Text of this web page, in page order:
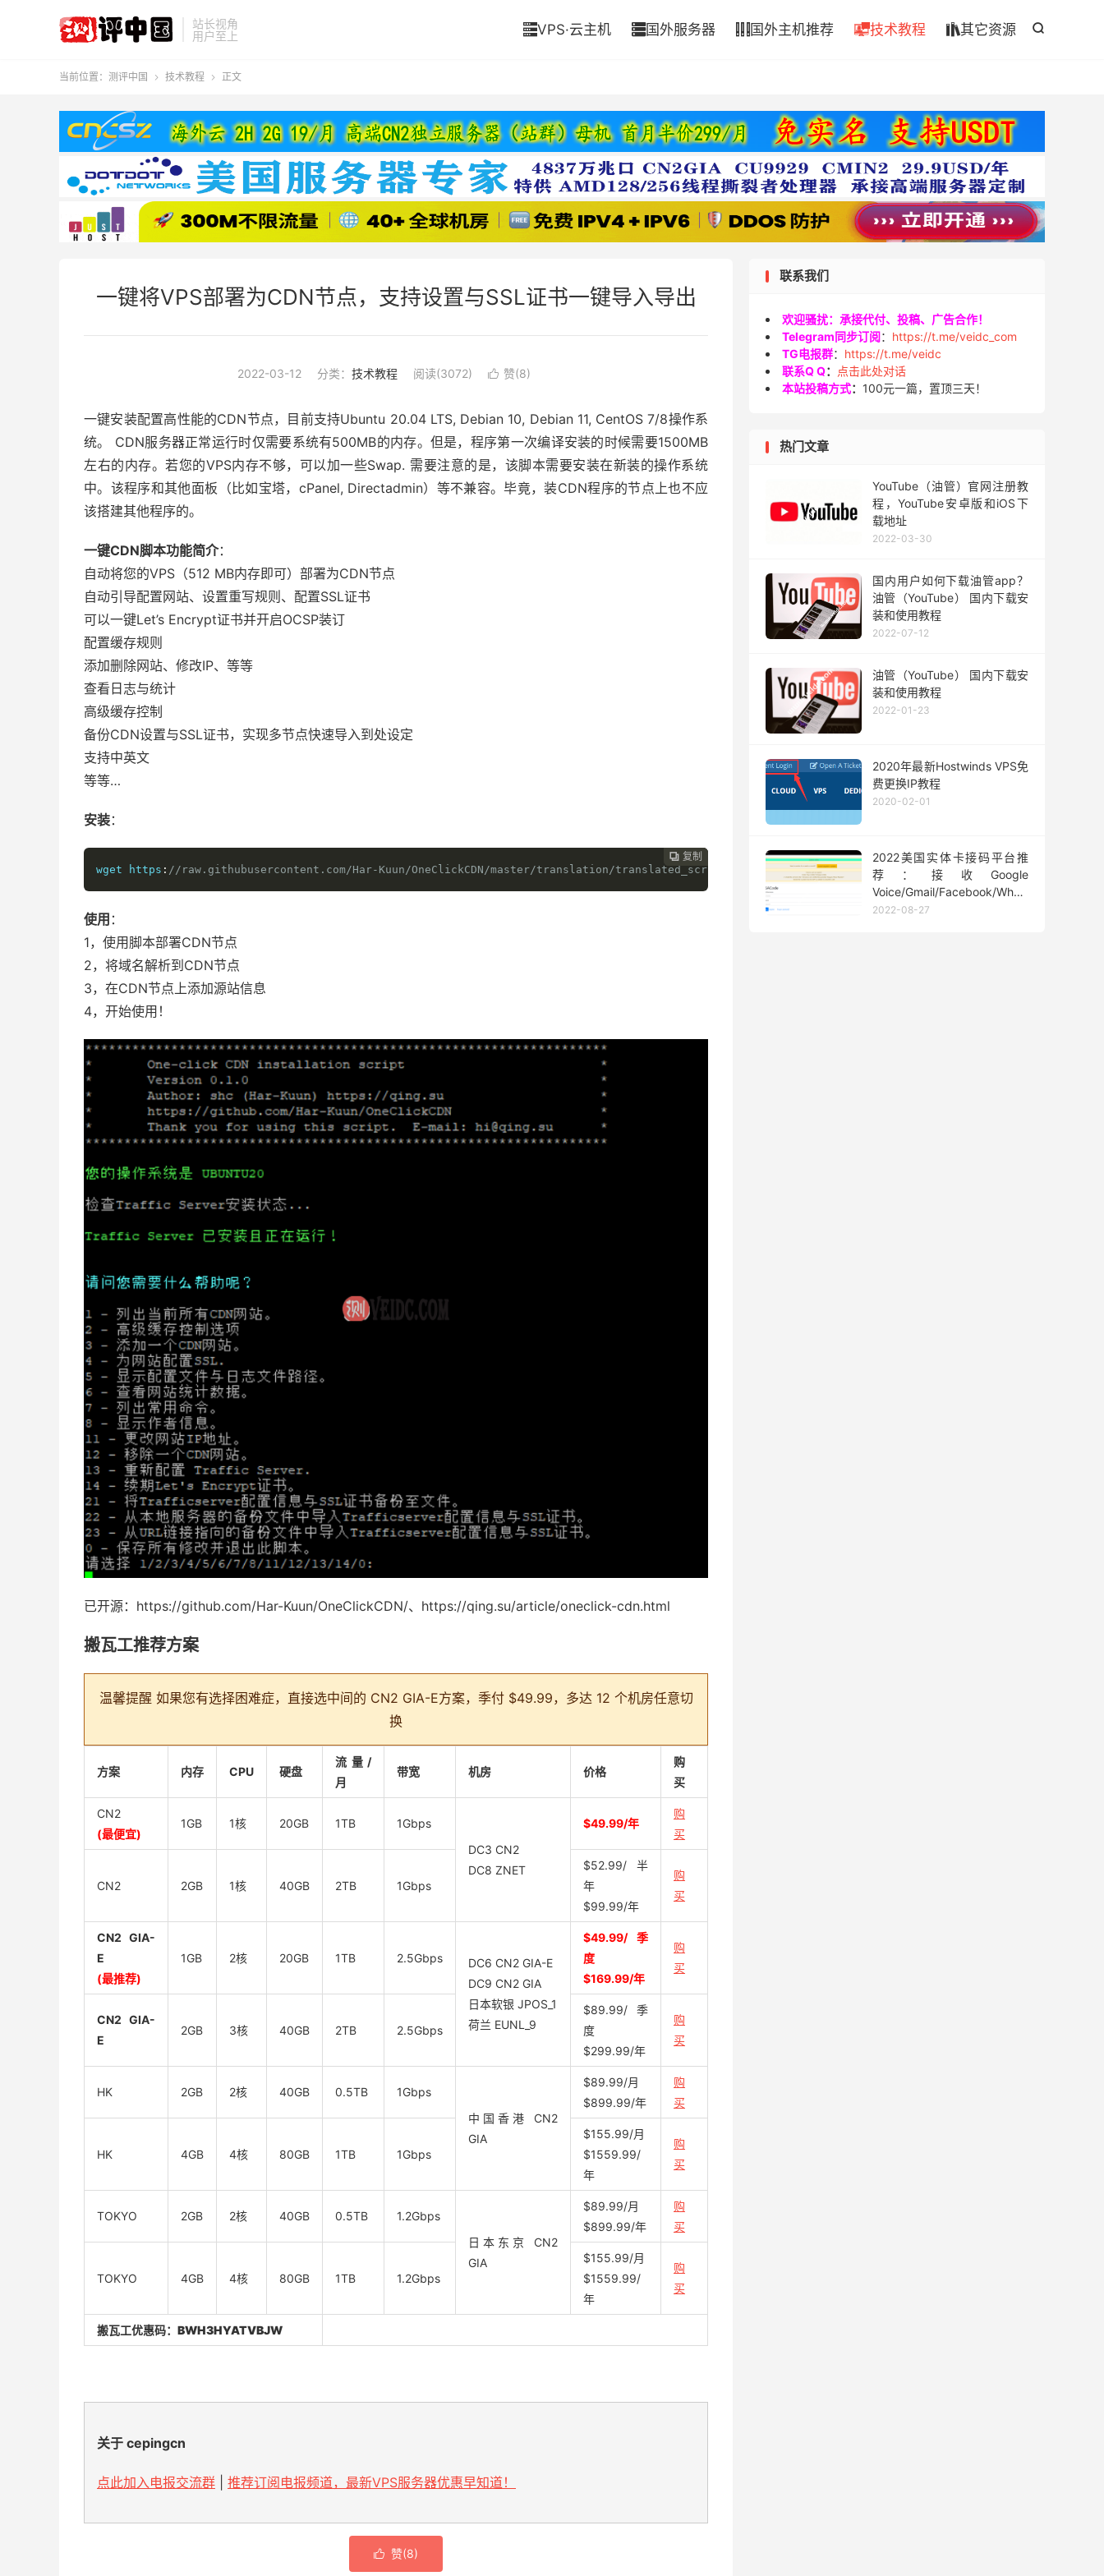
站长视角
用户至上

VPS·云主机 国外服务器  国外主机推荐 技术教程 其它资源
当前位置： 测评中国  技术教程  正文
一键将VPS部署为CDN节点，支持设置与SSL证书一键导入导出
2022-03-12 分类： 技术教程 阅读(3072)  赞(8)
一键安装配置高性能的CDN节点，目前支持Ubuntu 20.04 LTS, Debian 10, Debian 11, CentOS 7/8操作系
统。 CDN服务器正常运行时仅需要系统有500MB的内存。但是，程序第一次编译安装的时候需要1500MB
左右的内存。若您的VPS内存不够，可以加一些Swap. 需要注意的是，该脚本需要安装在新装的操作系统
中。该程序和其他面板（比如宝塔，cPanel, Directadmin）等不兼容。毕竟，装CDN程序的节点上也不应
该搭建其他程序的。
一键CDN脚本功能简介：
自动将您的VPS（512 MB内存即可）部署为CDN节点
自动引导配置网站、设置重写规则、配置SSL证书
可以一键Let’s Encrypt证书并开启OCSP装订
配置缓存规则
添加删除网站、修改IP、等等
查看日志与统计
高级缓存控制
备份CDN设置与SSL证书，实现多节点快速导入到处设定
支持中英文
等等…
安装：
 复制
 复制
 复制
wget https : //raw.githubusercontent.com/Har-Kuun/OneClickCDN/master/translation/translated_scripts/OneClickCDN_zh-CN.sh && sudo bash OneClickCDN_zh-CN.sh
使用 ：
1，使用脚本部署CDN节点
2，将域名解析到CDN节点
3，在CDN节点上添加源站信息
4，开始使用！
已开源：https://github.com/Har-Kuun/OneClickCDN/、https://qing.su/article/oneclick-cdn.html
搬瓦工推荐方案
温馨提醒 如果您有选择困难症，直接选中间的 CN2 GIA-E方案，季付 $49.99，多达 12 个机房任意切
换
方案 内存 CPU 硬盘
流量/
月
带宽 机房 价格
购
买
CN2
(最便宜)
1GB 1核 20GB 1TB
1Gbps
DC3 CN2
DC8 ZNET
$49.99/年
购
买
CN2 2GB 1核 40GB 2TB 1Gbps
$52.99/半
年
$99.99/年
购
买
CN2 GIA-
E
(最推荐)
1GB 2核 20GB 1TB 2.5Gbps
DC6 CN2 GIA-E
DC9 CN2 GIA
日本软银 JPOS_1
荷兰 EUNL_9
$49.99/季
度
$169.99/年
购
买
CN2 GIA-
E
2GB 3核 40GB 2TB 2.5Gbps
$89.99/季
度
$299.99/年
购
买
HK 2GB 2核 40GB 0.5TB
1Gbps
中国香港 CN2
GIA
$89.99/月
$899.99/年
购
买
HK 4GB 4核 80GB 1TB 1Gbps
$155.99/月
$1559.99/
年
购
买
TOKYO 2GB 2核 40GB 0.5TB
1.2Gbps
日本东京 CN2
GIA
$89.99/月
$899.99/年
购
买
TOKYO 4GB 4核 80GB 1TB 1.2Gbps
$155.99/月
$1559.99/
年
购
买
搬瓦工优惠码： BWH3HYATVBJW
关于 cepingcn
点此加入电报交流群 推荐订阅电报频道，最新VPS服务器优惠早知道！
 赞(8)
联系我们
欢迎骚扰：承接代付、投稿、广告合作！
Telegram同步订阅： https://t.me/veidc_com
TG电报群： https://t.me/veidc
联系Q Q：
点击此处对话
本站投稿方式： 100元一篇，置顶三天！
热门文章
YouTube（油管）官网注册教
程，YouTube安卓版和iOS下
载地址
2022-03-30
国内用户如何下载油管app？
油管（YouTube） 国内下载安
装和使用教程
2022-07-12
油管（YouTube） 国内下载安
装和使用教程
2022-01-23
2020年最新Hostwinds VPS免
费更换IP教程
2020-02-01
2022美国实体卡接码平台推
荐：接收Google
Voice/Gmail/Facebook/Whatsapp
等短信验证码
2022-08-27